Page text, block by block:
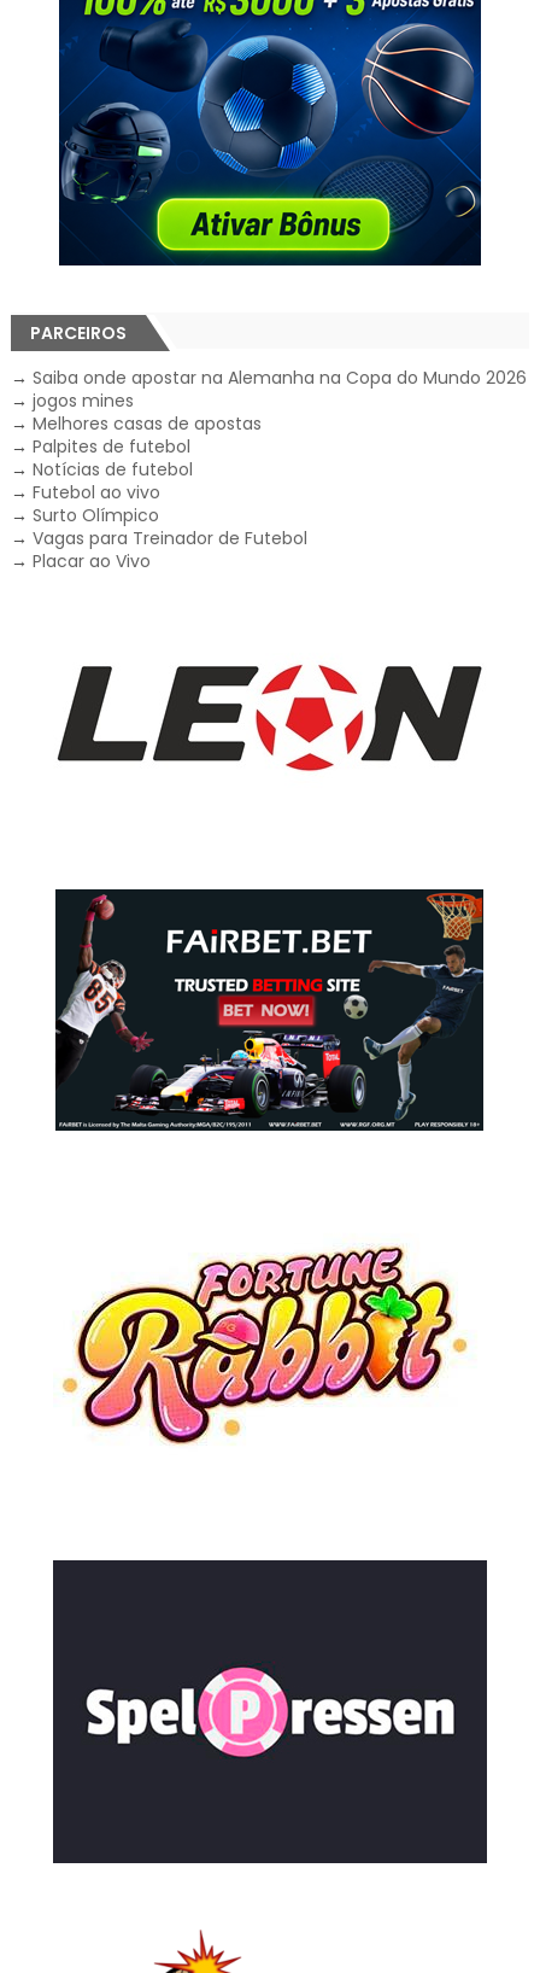
PARCEIROS
→ Saiba onde apostar na Alemanha na Copa do Mundo 2026
→ jogos mines
→ Melhores casas de apostas
→ Palpites de futebol
→ Notícias de futebol
→ Futebol ao vivo
→ Surto Olímpico
→ Vagas para Treinador de Futebol
→ Placar ao Vivo